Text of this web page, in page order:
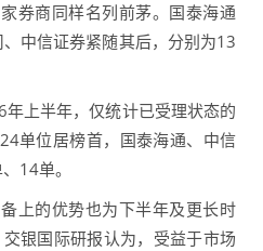
商同样名列前茅。国泰海通
中信证券紧随其后，分别为13
上半年，仅统计已受理状态的
单位居榜首，国泰海通、中信
14单。
的优势也为下半年及更长时
银国际研报认为，受益于市场